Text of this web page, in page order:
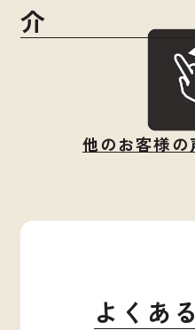
介
他のお客様の
よくあ